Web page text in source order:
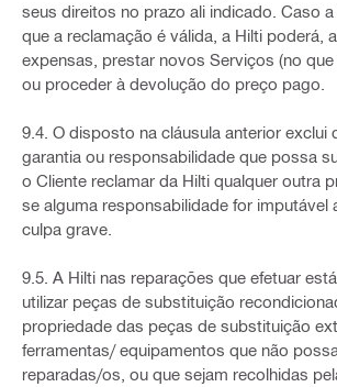
seus direitos no prazo ali indicado. Caso
que a reclamação é válida, a Hilti poderá,
expensas, prestar novos Serviços (no
ou proceder à devolução do preço pago.
9.4. O disposto na cláusula anterior exclui
garantia ou responsabilidade que possa
o Cliente reclamar da Hilti qualquer outra
se alguma responsabilidade for imputável
culpa grave.
9.5. A Hilti nas reparações que efetuar
utilizar peças de substituição
propriedade das peças de substituição
ferramentas/ equipamentos que não
reparadas/os, ou que sejam recolhidas